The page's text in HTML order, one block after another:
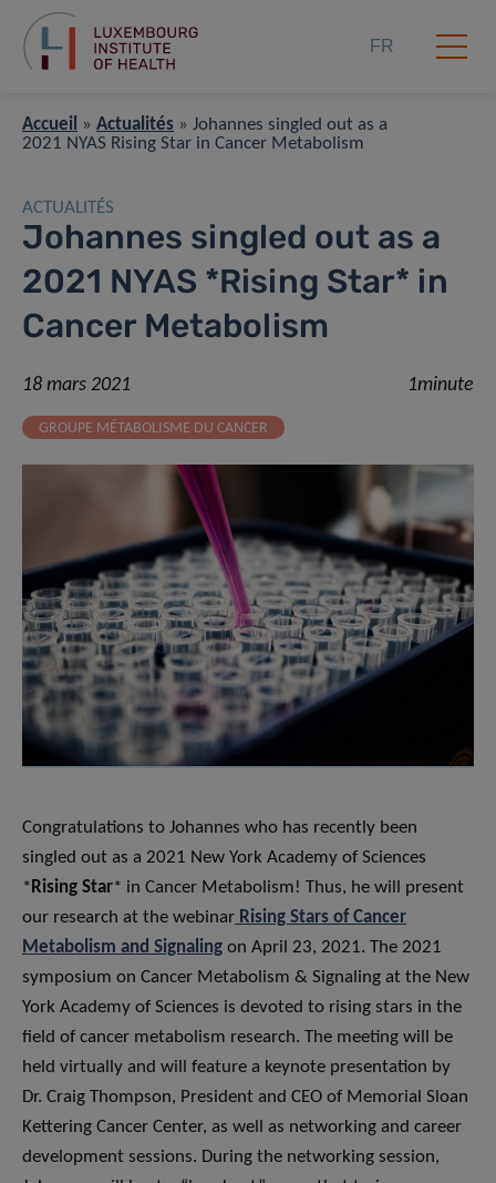
FR
Accueil » Actualités » Johannes singled out as a
2021 NYAS Rising Star in Cancer Metabolism
ACTUALITÉS
Johannes singled out as a
2021 NYAS *Rising Star* in
Cancer Metabolism
18 mars 2021 1minute
GROUPE MÉTABOLISME DU CANCER
Congratulations to Johannes who has recently been
singled out as a 2021 New York Academy of Sciences
* Rising Star* in Cancer Metabolism! Thus, he will present
our research at the webinar Rising Stars of Cancer
Metabolism and Signaling on April 23, 2021. The 2021
symposium on Cancer Metabolism & Signaling at the New
York Academy of Sciences is devoted to rising stars in the
field of cancer metabolism research. The meeting will be
held virtually and will feature a keynote presentation by
Dr. Craig Thompson, President and CEO of Memorial Sloan
Kettering Cancer Center, as well as networking and career
development sessions. During the networking session,